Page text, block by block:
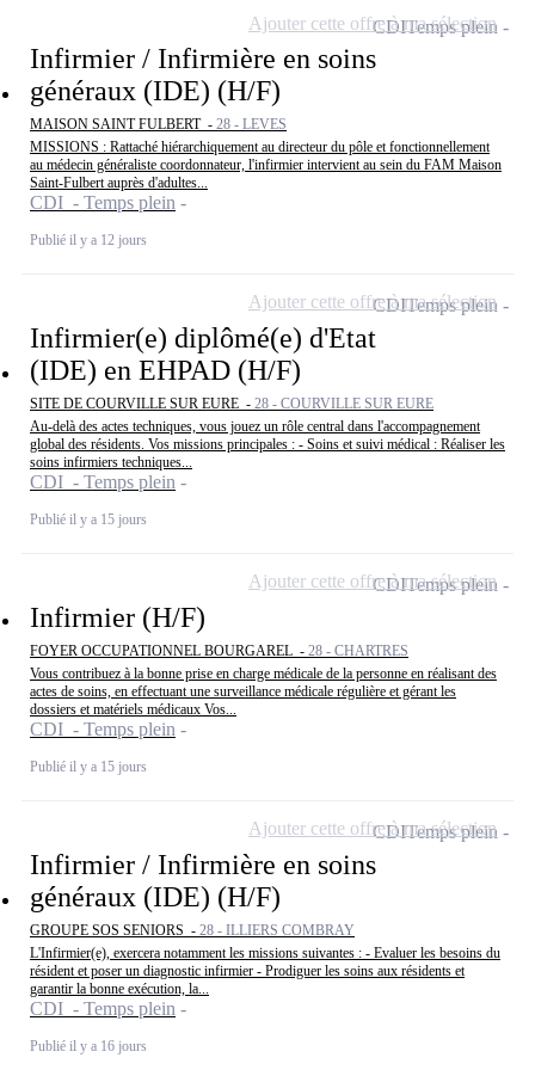
Infirmier / Infirmière en soins
généraux (IDE) (H/F)
MAISON SAINT FULBERT - 28 - LEVES
MISSIONS : Rattaché hiérarchiquement au directeur du pôle et fonctionnellement
au médecin généraliste coordonnateur, l'infirmier intervient au sein du FAM Maison
Saint-Fulbert auprès d'adultes...
CDI - Temps plein
Publié il y a 12 jours
CDITemps plein
Ajouter cette offre à ma sélection
Infirmier(e) diplômé(e) d'Etat
(IDE) en EHPAD (H/F)
SITE DE COURVILLE SUR EURE - 28 - COURVILLE SUR EURE
Au-delà des actes techniques, vous jouez un rôle central dans l'accompagnement
global des résidents. Vos missions principales : - Soins et suivi médical : Réaliser les
soins infirmiers techniques...
CDI - Temps plein
Publié il y a 15 jours
CDITemps plein
Ajouter cette offre à ma sélection
Infirmier (H/F)
FOYER OCCUPATIONNEL BOURGAREL - 28 - CHARTRES
Vous contribuez à la bonne prise en charge médicale de la personne en réalisant des
actes de soins, en effectuant une surveillance médicale régulière et gérant les
dossiers et matériels médicaux Vos...
CDI - Temps plein
Publié il y a 15 jours
CDITemps plein
Ajouter cette offre à ma sélection
Infirmier / Infirmière en soins
généraux (IDE) (H/F)
GROUPE SOS SENIORS - 28 - ILLIERS COMBRAY
L'Infirmier(e), exercera notamment les missions suivantes : - Evaluer les besoins du
résident et poser un diagnostic infirmier - Prodiguer les soins aux résidents et
garantir la bonne exécution, la...
CDI - Temps plein
Publié il y a 16 jours
CDITemps plein
Ajouter cette offre à ma sélection